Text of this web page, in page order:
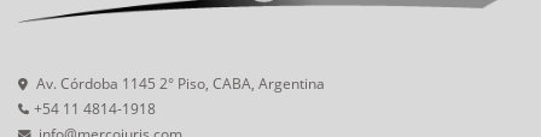
Av. Córdoba 1145 2° Piso, CABA, Argentina
+54 11 4814-1918